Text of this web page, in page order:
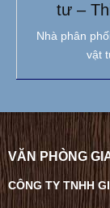
tư –
Nhà phân
vật
VĂN PHÒNG
CÔNG TY TNHH